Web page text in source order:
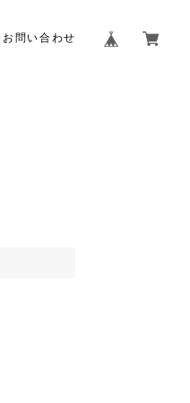
お問い合わせ